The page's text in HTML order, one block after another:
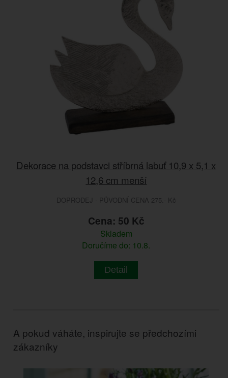
Dekorace na podstavci stříbrná labuť 10,9 x 5,1 x
12,6 cm menší
DOPRODEJ - PŮVODNÍ CENA 275.- Kč
Cena: 50 Kč
Skladem
Doručíme do: 10.8.
Detail
A pokud váháte, inspirujte se předchozími
zákazníky